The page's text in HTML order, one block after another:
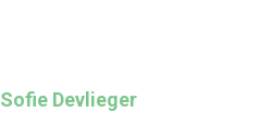
Sofie Devlieger